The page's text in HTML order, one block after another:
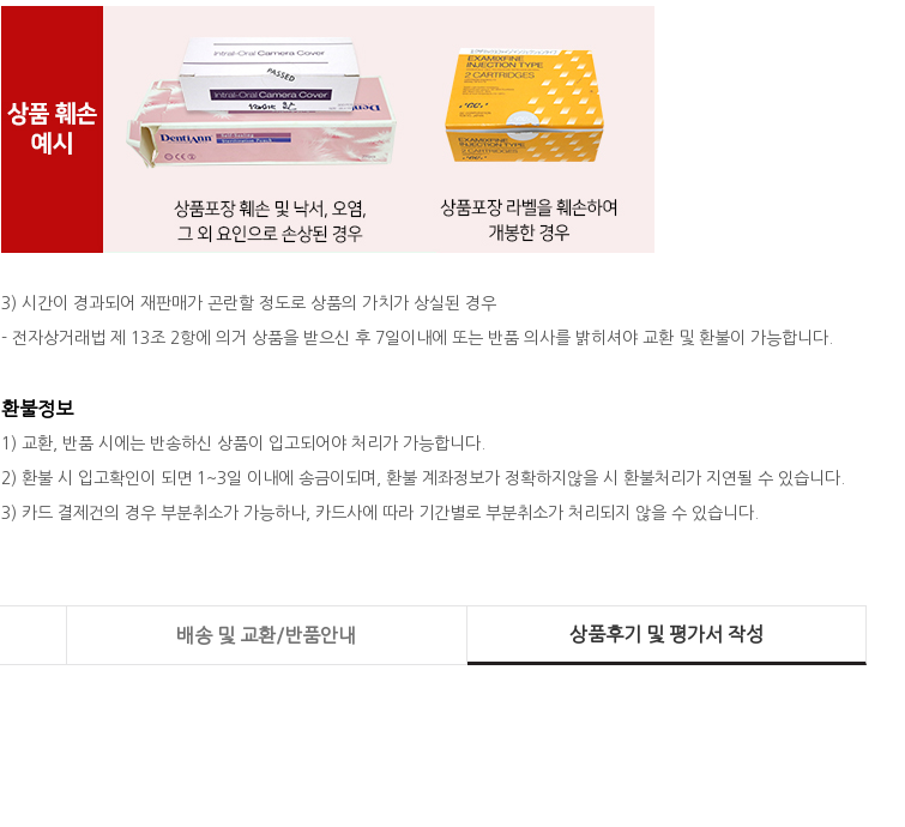
3) 시간이 경과되어 재판매가 곤란할 정도로 상품의 가치가 상실된 경우
- 전자상거래법 제 13조 2항에 의거 상품을 받으신 후 7일이내에 또는 반품 의사를 밝히셔야 교환 및 환불이 가능합니다.
환불정보
1) 교환, 반품 시에는 반송하신 상품이 입고되어야 처리가 가능합니다.
2) 환불 시 입고확인이 되면 1~3일 이내에 송금이되며, 환불 계좌정보가 정확하지않을 시 환불처리가 지연될 수 있습니다.
3) 카드 결제건의 경우 부분취소가 가능하나, 카드사에 따라 기간별로 부분취소가 처리되지 않을 수 있습니다.
배송 및 교환/반품안내 상품후기 및 평가서 작성